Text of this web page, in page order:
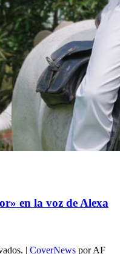
en la voz de Alexa
| CoverNews por AF